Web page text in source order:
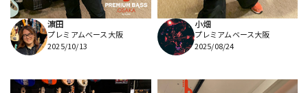
濵田
プレミアムベース大阪
2025/10/13
小畑
プレミアムベース大阪
2025/08/24